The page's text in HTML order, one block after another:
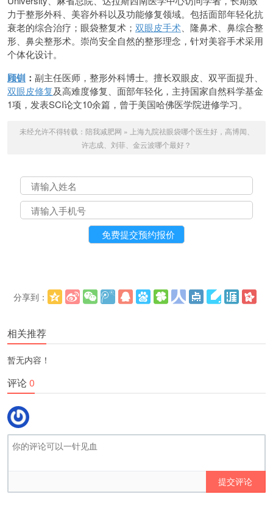
力于整形外科、美容外科以及功能修复领域。包括面部年轻化抗
衰老的综合治疗；眼袋整复术； 双眼皮手术 、隆鼻术、鼻综合整
形、鼻尖整形术。崇尚安全自然的整形理念，针对美容手术采用
个体化设计。
顾钏 ： 副主任医师，整形外科博士。擅长双眼皮、双平面提升、
双眼皮修复及高难度修复、面部年轻化，主持国家自然科学基金
1项，发表SCI论文10余篇，曾于美国哈佛医学院进修学习。
未经允许不得转载： 陪我减肥网 » 上海九院祛眼袋哪个医生好，高博闻、
许志成、刘菲、金云波哪个最好？
分享到：
相关推荐
暂无内容！
评论0
提交评论